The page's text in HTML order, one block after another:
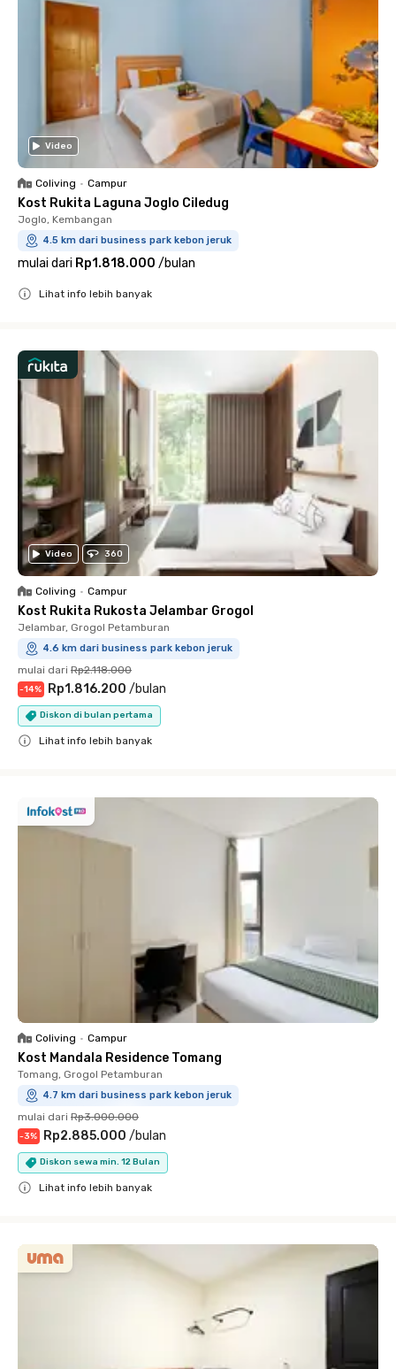
Video
Coliving • Campur
Kost Rukita Laguna Joglo Ciledug
Joglo, Kembangan
4.5 km dari business park kebon jeruk
mulai dari Rp1.818.000 /bulan
Lihat info lebih banyak
Video 360
Coliving • Campur
Kost Rukita Rukosta Jelambar Grogol
Jelambar, Grogol Petamburan
4.6 km dari business park kebon jeruk
mulai dari Rp2.118.000
-14% Rp1.816.200 /bulan
Diskon di bulan pertama
Lihat info lebih banyak
Coliving • Campur
Kost Mandala Residence Tomang
Tomang, Grogol Petamburan
4.7 km dari business park kebon jeruk
mulai dari Rp3.000.000
-3% Rp2.885.000 /bulan
Diskon sewa min. 12 Bulan
Lihat info lebih banyak